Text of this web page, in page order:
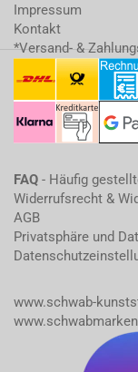
Impressum
Kontakt
*Versand- &
FAQ - Häufig
Widerrufsrecht &
AGB
Privatsphäre und
www.schwab-